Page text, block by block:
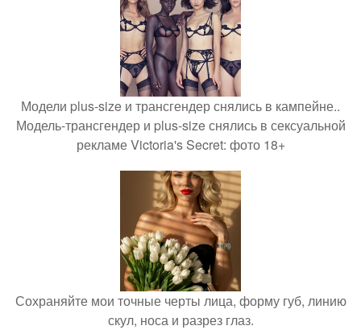
Модели plus-size и трансгендер снялись в кампейне..
Модель-трансгендер и plus-size снялись в сексуальной
рекламе Victoria's Secret: фото 18+
Сохраняйте мои точные черты лица, форму губ, линию
скул, носа и разрез глаз.